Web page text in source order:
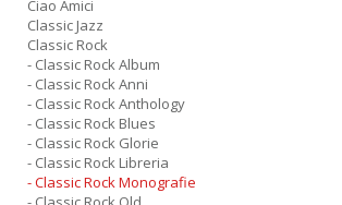
Ciao Amici
Classic Jazz
Classic Rock
- Classic Rock Album
- Classic Rock Anni
- Classic Rock Anthology
- Classic Rock Blues
- Classic Rock Glorie
- Classic Rock Libreria
- Classic Rock Monografie